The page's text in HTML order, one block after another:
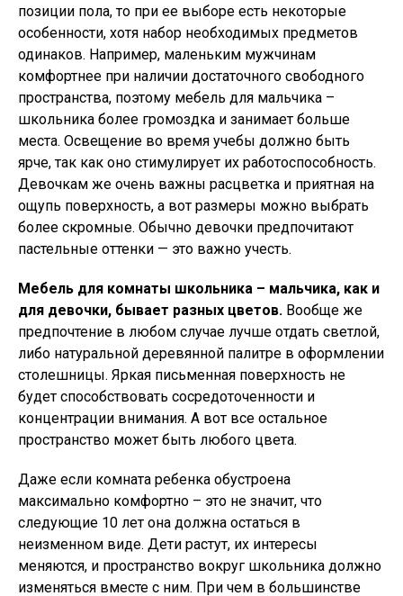
позиции пола, то при ее выборе есть некоторые
особенности, хотя набор необходимых предметов
одинаков. Например, маленьким мужчинам
комфортнее при наличии достаточного свободного
пространства, поэтому мебель для мальчика –
школьника более громоздка и занимает больше
места. Освещение во время учебы должно быть
ярче, так как оно стимулирует их работоспособность.
Девочкам же очень важны расцветка и приятная на
ощупь поверхность, а вот размеры можно выбрать
более скромные. Обычно девочки предпочитают
пастельные оттенки — это важно учесть.
Мебель для комнаты школьника – мальчика, как и
для девочки, бывает разных цветов. Вообще же
предпочтение в любом случае лучше отдать светлой,
либо натуральной деревянной палитре в оформлении
столешницы. Яркая письменная поверхность не
будет способствовать сосредоточенности и
концентрации внимания. А вот все остальное
пространство может быть любого цвета.
Даже если комната ребенка обустроена
максимально комфортно – это не значит, что
следующие 10 лет она должна остаться в
неизменном виде. Дети растут, их интересы
меняются, и пространство вокруг школьника должно
изменяться вместе с ним. При чем в большинстве